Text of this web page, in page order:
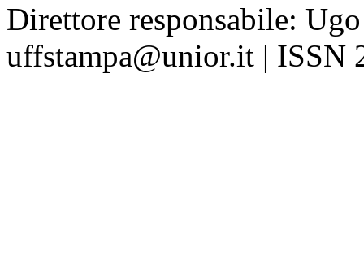
Direttore responsabile:
uffstampa@unior.it | ISSN